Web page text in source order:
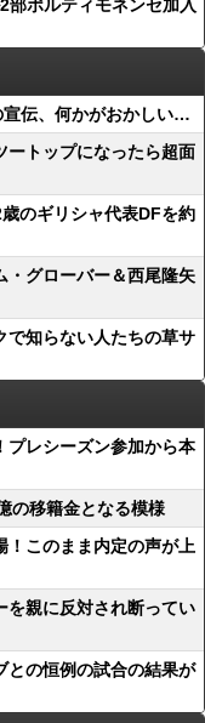
部ポルティモネンセ加入
宣伝、何かがおかしい…
ートップになったら超面
のギリシャ代表DFを約
・グローバー＆西尾隆矢
で知らない人たちの草サ
プレシーズン参加から本
の移籍金となる模様
！このまま内定の声が上
を親に反対され断ってい
との恒例の試合の結果が